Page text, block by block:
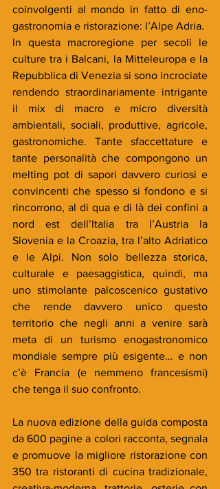
coinvolgenti al mondo in fatto di eno-
gastronomia e ristorazione: l’Alpe Adria.
In questa macroregione per secoli le
culture tra i Balcani, la Mitteleuropa e la
Repubblica di Venezia si sono incrociate
rendendo straordinariamente intrigante
il mix di macro e micro diversità
ambientali, sociali, produttive, agricole,
gastronomiche. Tante sfaccettature e
tante personalità che compongono un
melting pot di sapori davvero curiosi e
convincenti che spesso si fondono e si
rincorrono, al di qua e di là dei confini a
nord est dell’Italia tra l’Austria la
Slovenia e la Croazia, tra l’alto Adriatico
e le Alpi. Non solo bellezza storica,
culturale e paesaggistica, quindi, ma
uno stimolante palcoscenico gustativo
che rende davvero unico questo
territorio che negli anni a venire sarà
meta di un turismo enogastronomico
mondiale sempre più esigente… e non
c’è Francia (e nemmeno francesismi)
che tenga il suo confronto.
La nuova edizione della guida composta
da 600 pagine a colori racconta, segnala
e promuove la migliore ristorazione con
350 tra ristoranti di cucina tradizionale,